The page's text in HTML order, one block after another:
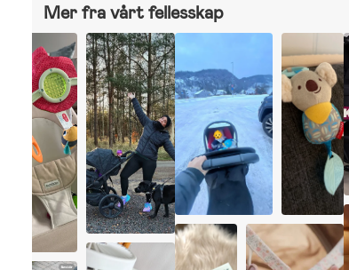
Mer fra vårt fellesskap